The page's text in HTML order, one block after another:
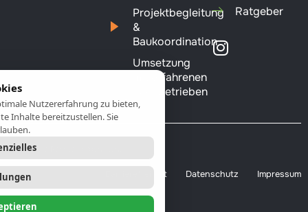
Projektbegleitung
&
Baukoordination
Umsetzung
mit erfahrenen
Fachbetrieben
Ratgeber
© 2026 Alle Rechte vorbehalten.
Barrierefreiheit Datenschutz Impressum
Nutzererfahrung zu bieten,
Inhalte bereitzustellen. Sie